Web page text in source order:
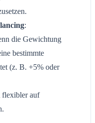
:
die Gewichtung
bestimmte
(z. B. +5% oder
flexibler auf